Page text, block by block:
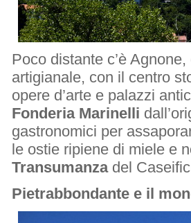
Poco distante c’è
artigianale, con il centro
opere d’arte e palazzi
Fonderia Marinelli
gastronomici per
le ostie ripiene di miele e
Transumanza del
Pietrabbondante e il